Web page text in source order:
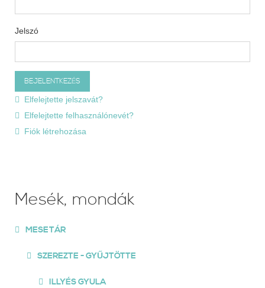
Jelszó
Elfelejtette jelszavát?
Elfelejtette felhasználónevét?
Fiók létrehozása
Mesék, mondák
MESETÁR
SZEREZTE - GYŰJTÖTTE
ILLYÉS GYULA